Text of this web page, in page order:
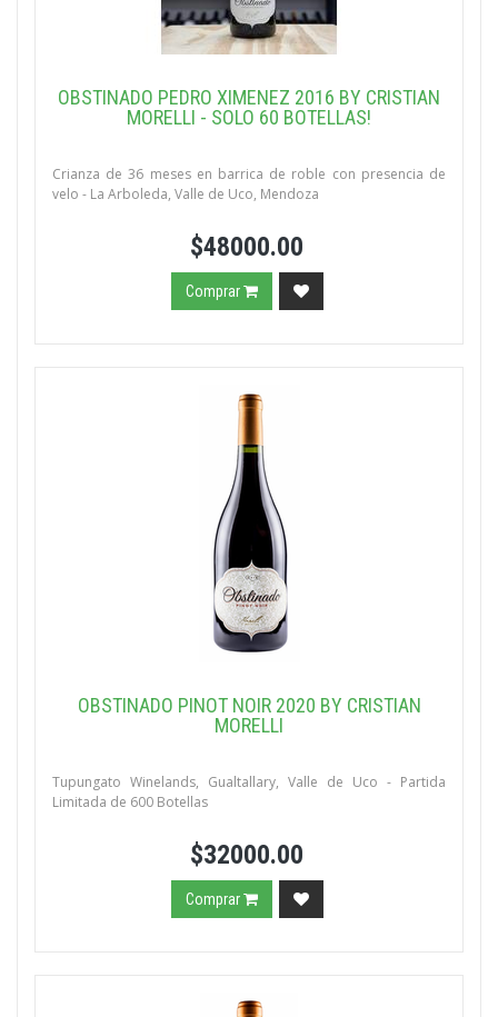
OBSTINADO PEDRO XIMENEZ 2016 BY CRISTIAN
MORELLI - SOLO 60 BOTELLAS!
Crianza de 36 meses en barrica de roble con presencia de
velo - La Arboleda, Valle de Uco, Mendoza
$48000.00
Comprar
OBSTINADO PINOT NOIR 2020 BY CRISTIAN
MORELLI
Tupungato Winelands, Gualtallary, Valle de Uco - Partida
Limitada de 600 Botellas
$32000.00
Comprar